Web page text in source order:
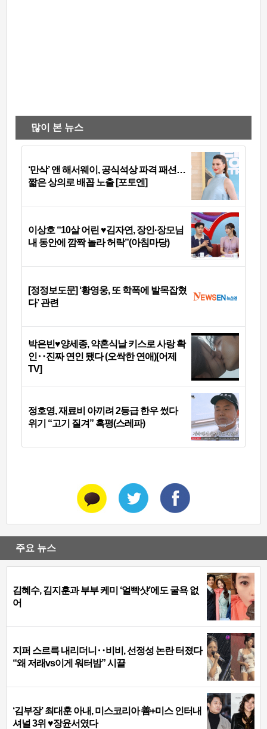
많이 본 뉴스
‘만삭’ 앤 해서웨이, 공식석상 파격 패션…
짧은 상의로 배꼽 노출 [포토엔]
이상호 “10살 어린 ♥김자연, 장인·장모님
내 동안에 깜짝 놀라 허락”(아침마당)
[정정보도문] ‘황영웅, 또 학폭에 발목잡혔
다’ 관련
박은빈♥양세종, 약혼식날 키스로 사랑 확
인‥진짜 연인 됐다 (오싹한 연애)[어제
TV]
정호영, 재료비 아끼려 2등급 한우 썼다
위기 “고기 질겨” 혹평(스레파)
주요 뉴스
김혜수, 김지훈과 부부 케미 ‘얼빡샷’에도 굴욕 없
어
지퍼 스르륵 내리더니‥비비, 선정성 논란 터졌다
“왜 저래vs이게 워터밤” 시끌
‘김부장’ 최대훈 아내, 미스코리아 善+미스 인터내
셔널 3위 ♥장윤서였다